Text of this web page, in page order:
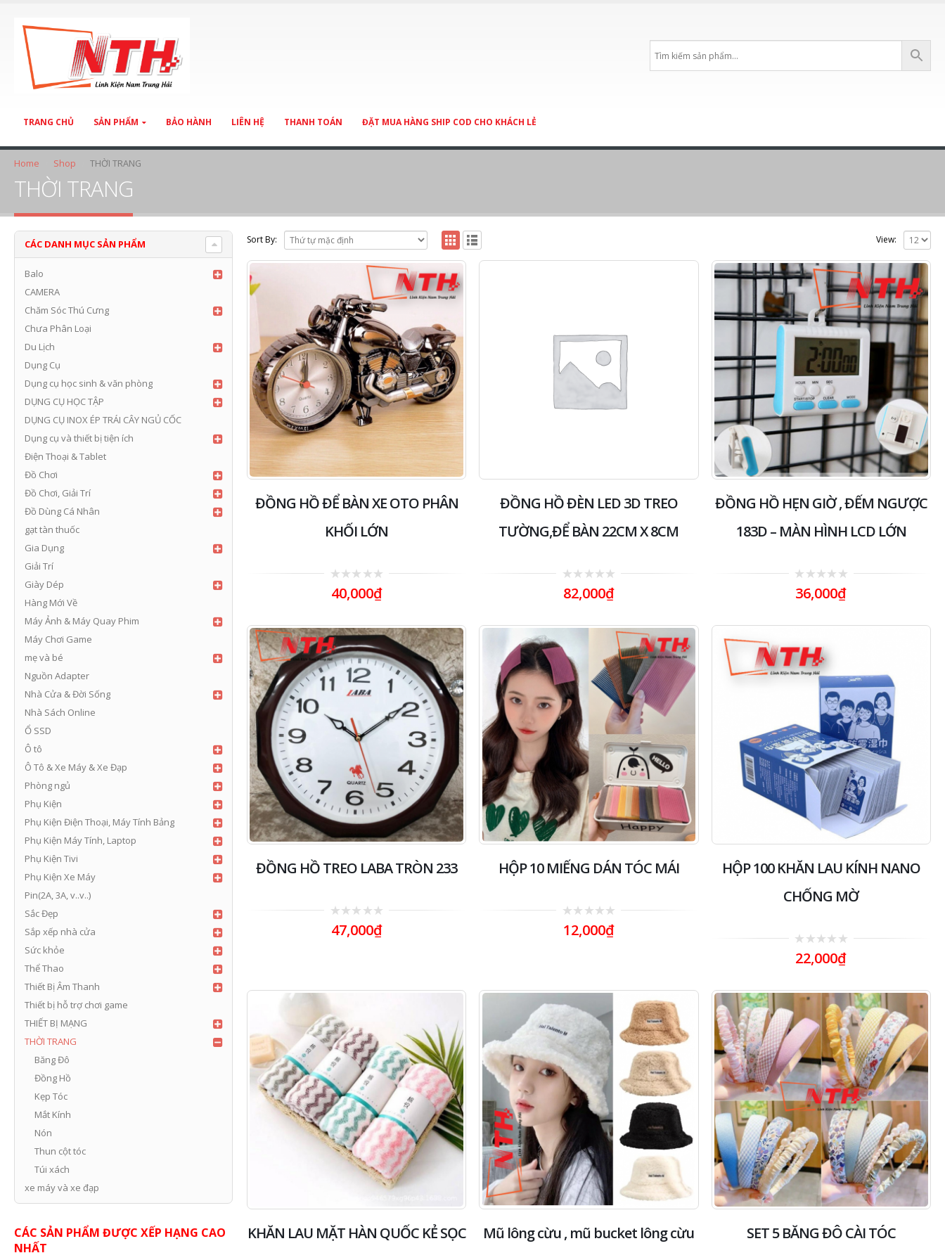
TRANG CHỦ SẢN PHẨM BẢO HÀNH LIÊN HỆ THANH TOÁN ĐẶT MUA HÀNG SHIP COD CHO KHÁCH LẺ
Home Shop THỜI TRANG
THỜI TRANG
Sort By: View:
ĐỒNG HỒ ĐỂ BÀN XE OTO PHÂN
KHỐI LỚN
out
40,000₫
ĐỒNG HỒ ĐÈN LED 3D TREO
TƯỜNG,ĐỂ BÀN 22CM X 8CM
out
82,000₫
ĐỒNG HỒ HẸN GIỜ , ĐẾM NGƯỢC
183D – MÀN HÌNH LCD LỚN
out
36,000₫
ĐỒNG HỒ TREO LABA TRÒN 233
out
47,000₫
HỘP 10 MIẾNG DÁN TÓC MÁI
out
12,000₫
HỘP 100 KHĂN LAU KÍNH NANO
CHỐNG MỜ
out
22,000₫
KHĂN LAU MẶT HÀN QUỐC KẺ SỌC Mũ lông cừu , mũ bucket lông cừu SET 5 BĂNG ĐÔ CÀI TÓC
CÁC DANH MỤC SẢN PHẨM
Balo
CAMERA
Chăm Sóc Thú Cưng
Chưa Phân Loại
Du Lịch
Dụng Cụ
Dụng cụ học sinh & văn phòng
DỤNG CỤ HỌC TẬP
DỤNG CỤ INOX ÉP TRÁI CÂY NGỦ CỐC
Dụng cụ và thiết bị tiện ích
Điện Thoại & Tablet
Đồ Chơi
Đồ Chơi, Giải Trí
Đồ Dùng Cá Nhân
gạt tàn thuốc
Gia Dụng
Giải Trí
Giày Dép
Hàng Mới Về
Máy Ảnh & Máy Quay Phim
Máy Chơi Game
mẹ và bé
Nguồn Adapter
Nhà Cửa & Đời Sống
Nhà Sách Online
Ổ SSD
Ô tô
Ô Tô & Xe Máy & Xe Đạp
Phòng ngủ
Phụ Kiện
Phụ Kiện Điện Thoại, Máy Tính Bảng
Phụ Kiện Máy Tính, Laptop
Phụ Kiện Tivi
Phụ Kiện Xe Máy
Pin(2A, 3A, v..v..)
Sắc Đẹp
Sắp xếp nhà cửa
Sức khỏe
Thể Thao
Thiết Bị Âm Thanh
Thiết bị hỗ trợ chơi game
THIẾT BỊ MẠNG
THỜI TRANG
Băng Đô
Đồng Hồ
Kẹp Tóc
Mắt Kính
Nón
Thun cột tóc
Túi xách
xe máy và xe đạp
CÁC SẢN PHẨM ĐƯỢC XẾP HẠNG CAO
NHẤT